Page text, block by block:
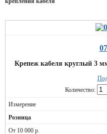
Крепеж кабеля круглый 3
Количество: